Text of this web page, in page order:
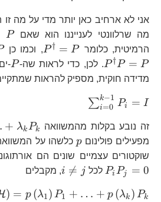
אני לא ארחיב כאן יותר מדי על מה זו
מה שרלוונטי לענייננו הוא שאם
P
P
הרמיטית, כלומרP^{\dagger}=P
P† = P , וכמו כן P^{2}=P
P†P = P . לכן, כדי לראות שה-
P
P
- \mathcal{H}
מדידה חוקית, מספיק להראות
∑i=0
k−1 Pi = I
זה נובע בקלות מהמשוואה + λkPk
מפעילים פולינוםp כלשהו על
שוקטורים עצמיים שונים הם
Pi Pj = 0 לכל i 
= j , מקבלים
) = p (λ1) P1 + … + p (λk ) Pk